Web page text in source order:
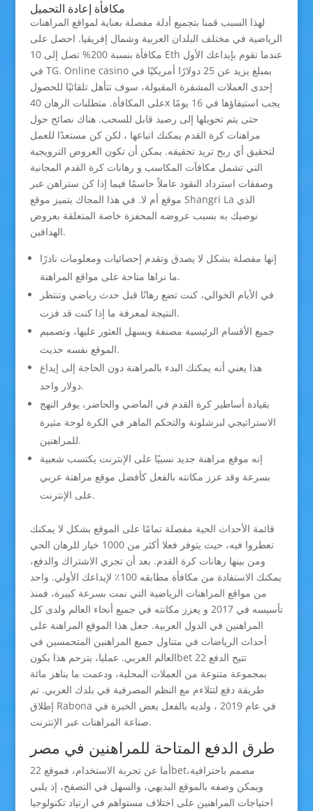
مكافأة إعادة التحميل
لهذا السبب قمنا بتجميع أدلة مفصلة بعناية لمواقع المراهنات
الرياضية في مختلف البلدان العربية وشمال إفريقيا. احصل على
مكافأة بنسبة 200% تصل إلى 10 Eth عندما تقوم بإيداعك الأول
في TG. Online casino بمبلغ يزيد عن 25 دولارًا أمريكيًا في
إحدى العملات المشفرة المقبولة، سوف تتأهل تلقائيًا للحصول
على المكافأة. متطلبات الرهان 40x يجب استيفاؤها في 16 يومًا
حتى يتم تحويلها إلى رصيد قابل للسحب. هناك نصائح حول
مراهنات كرة القدم يمكنك اتباعها ، لكن كن مستعدًا للعمل
لتحقيق أي ربح تريد تحقيقه. يمكن أن تكون العروض الترويجية
التي تشمل مكافآت المكاسب و رهانات كرة القدم المجانية
وصفقات استرداد النقود عاملاً حاسمًا فيما إذا كن ستراهن عبر
موقع أم لا. في هذا المجاك يتميز موقع Shangri La الذي
نوصيك به بسبب عروضه المحفزة خاصة المتعلقة بعروض
الهدافين.
إنها مفصلة بشكل لا يصدق وتقدم إحصائيات ومعلومات نادرًا
ما نراها متاحة على مواقع المراهنة.
في الأيام الخوالي، كنت تضع رهانًا قبل حدث رياضي وتنتظر
النتيجة لمعرفة ما إذا كنت قد فزت.
جميع الأقسام الرئيسية مصنفة ويسهل العثور عليها، وتصميم
الموقع نفسه حديث.
هذا يعني أنه يمكنك البدء بالمراهنة دون الحاجة إلى إيداع
دولار واحد.
بقيادة أساطير كرة القدم في الماضي والحاضر، يوفر النهج
الاستراتيجي لبرشلونة والتحكم الماهر في الكرة لوحة مثيرة
للمراهنين.
إنه موقع مراهنة جديد نسبيًا على الإنترنت يكتسب شعبية
بسرعة وقد عزز مكانته بالفعل كأفضل موقع مراهنة عربي
على الإنترنت.
قائمة الأحداث الحية مفصلة تمامًا على الموقع بشكل لا يمكنك
تعطروا فيه، حيث يتوفر فعلا أكثر من 1000 خيار للرهان الحي
ومن بينها رهانات كرة القدم. بعد أن تجري الاشتراك والدفع،
يمكنك الاستفادة من مكافأة مطابقه 100٪ لإيداعك الأولي. واحد
من مواقع المراهنات الرياضية التي نمت بسرعة كبيرة، فمنذ
تأسيسه في 2017 و يعزز مكانته في جميع أنحاء العالم ولدى كل
المراهنين في الدول العربية. جعل هذا الموقع المراهنة على
أحداث الرياضات في متناول جميع المراهنين المتحمسين في
العالم العربي. عمليا، يترحم هذا بكونbet 22 تتيح الدفع
بمجموعة متنوعة من العملات المحلية، ودعمت ما يناهز مائة
طريقة دفع لتتلاءم مع النظم المصرفية في بلدك العربي. تم
إطلاق Rabona في عام 2019 ، ولديه بالفعل بعض الخبرة في
صناعة المراهنات عبر الإنترنت.
طرق الدفع المتاحة للمراهنين في مصر
أما عن تجربة الاستخدام، فموقع 22betمصمم باحترافية،
ويمكن وصفه بالموقع البديهي، والسهل في التصفح، إذ يلبي
احتياجات المراهنين على اختلاف مستواهم في ارتياد تكنولوجيا